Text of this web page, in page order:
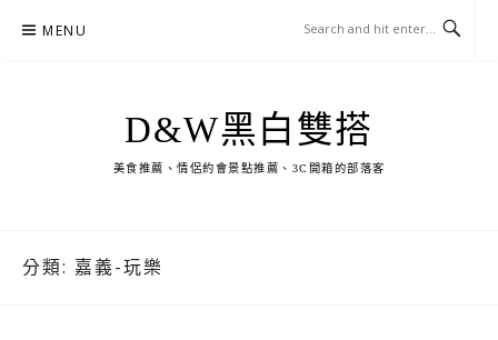
MENU
D&W黑白雙搭
美食推薦、情侶約會景點推薦、3C開箱的部落客
分類: 嘉義-玩樂